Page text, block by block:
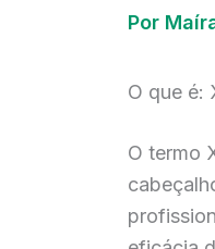
Por
O que é:
O termo